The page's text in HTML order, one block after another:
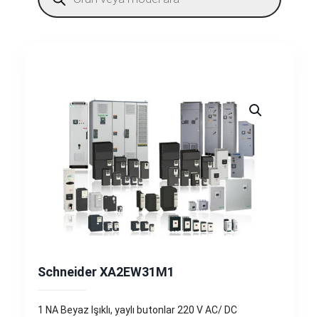
Schneider XA2EW31M1
1 NA Beyaz Işıklı, yaylı butonlar 220 V AC/ DC